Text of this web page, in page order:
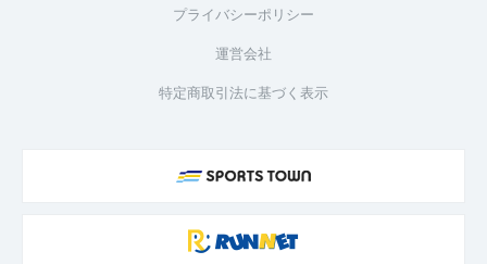
プライバシーポリシー
運営会社
特定商取引法に基づく表示